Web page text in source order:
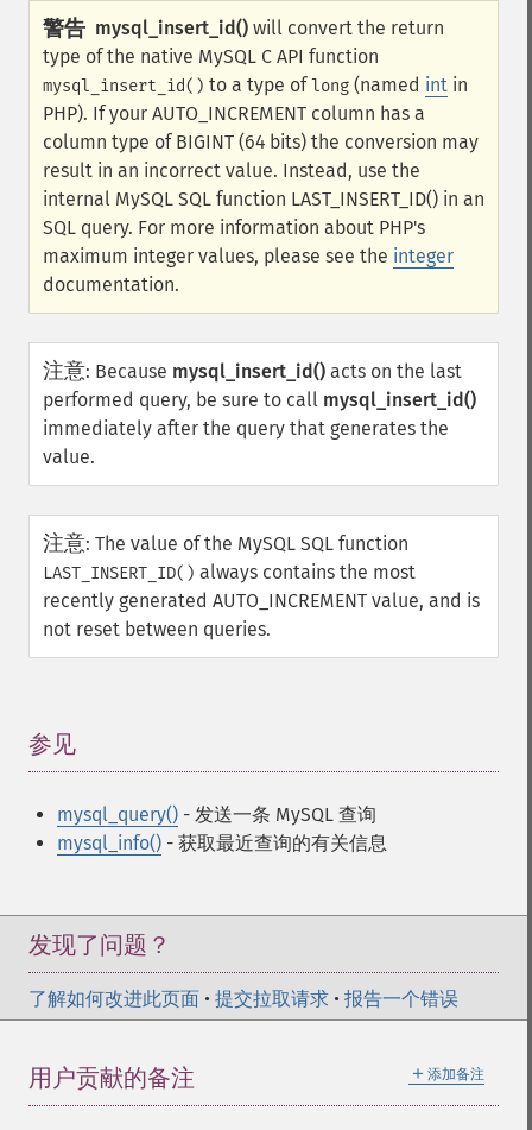
警告 mysql_insert_id() will convert the return
type of the native MySQL C API function
mysql_insert_id() to a type oflong (named int in
PHP). If your AUTO_INCREMENT column has a
column type of BIGINT (64 bits) the conversion may
result in an incorrect value. Instead, use the
internal MySQL SQL function LAST_INSERT_ID() in an
SQL query. For more information about PHP's
maximum integer values, please see the integer
documentation.
注意: Because mysql_insert_id() acts on the last
performed query, be sure to call mysql_insert_id()
immediately after the query that generates the
value.
注意: The value of the MySQL SQL function
LAST_INSERT_ID() always contains the most
recently generated AUTO_INCREMENT value, and is
not reset between queries.
参见
mysql_query() - 发送一条 MySQL 查询
mysql_info() - 获取最近查询的有关信息
发现了问题？
了解如何改进此页面 • 提交拉取请求 • 报告一个错误
＋ 添加备注
用户贡献的备注